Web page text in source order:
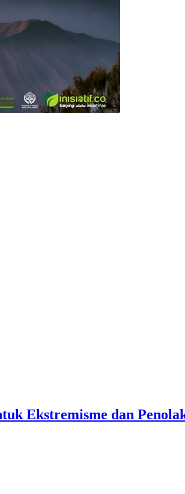
Ekstremisme dan